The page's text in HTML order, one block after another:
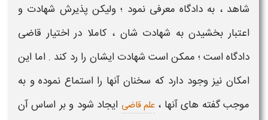
شاهد، به دادگاه معرفی نمود ؛ ولیکن پذیرش شهادت و
اعتبار بخشیدن به شهادت شان ، کاملا در اختیار قاضی
دادگاه است ؛ ممکن است شهادتایشان را رد کند . اما این
امکان نیز وجود دارد که سخنان آنها را استماع نموده و به
موجب گفته های آنها ،علم قاضی ایجاد شود و بر اساس آن